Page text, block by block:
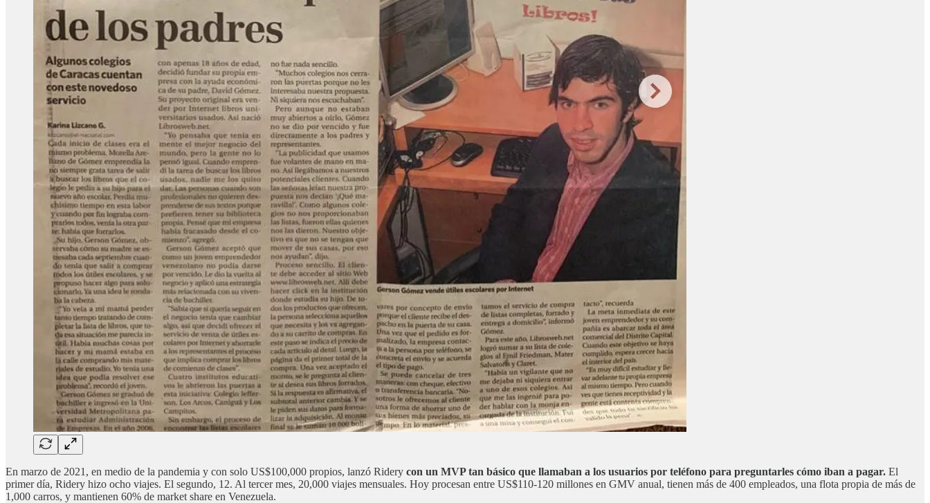
En marzo de 2021, en medio de la pandemia y con solo US$100,000 propios, lanzó Ridery con un MVP tan básico que llamaban a los usuarios por teléfono para preguntarles cómo iban a pagar. El
primer día, Ridery hizo ocho viajes. El segundo, 12. Al tercer mes, 20,000 viajes mensuales. Hoy procesan entre US$110-120 millones en GMV anual, tienen más de 400 empleados, una flota propia de más de
1,000 carros, y mantienen 60% de market share en Venezuela.